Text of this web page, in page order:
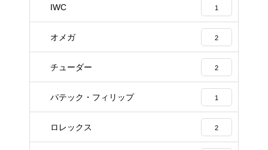
IWC 1
オメガ 2
チューダー 2
パテック・フィリップ 1
ロレックス 2